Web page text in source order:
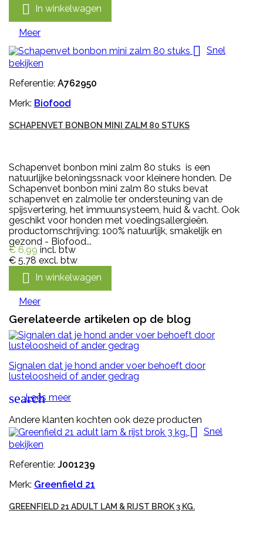
 In winkelwagen
Meer
 Snel
bekijken
Referentie: A762950
Merk: Biofood
SCHAPENVET BONBON MINI ZALM 80 STUKS
Schapenvet bonbon mini zalm 80 stuks is een
natuurlijke beloningssnack voor kleinere honden. De
Schapenvet bonbon mini zalm 80 stuks bevat
schapenvet en zalmolie ter ondersteuning van de
spijsvertering, het immuunsysteem, huid & vacht. Ook
geschikt voor honden met voedingsallergieën.
productomschrijving: 100% natuurlijk, smakelijk en
gezond - Biofood...
€ 6,99 incl. btw
€ 5,78 excl. btw
 In winkelwagen
Meer
Gerelateerde artikelen op de blog
Signalen dat je hond ander voer behoeft door
lusteloosheid of ander gedrag
search
Lees meer
Andere klanten kochten ook deze producten
 Snel
bekijken
Referentie: J001239
Merk: Greenfield 21
GREENFIELD 21 ADULT LAM & RIJST BROK 3 KG.